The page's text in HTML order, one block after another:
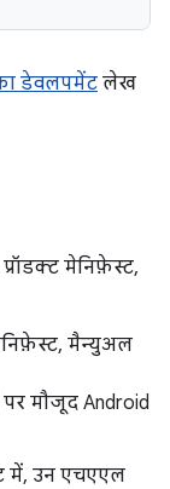
डेवलपमेंट लेख
मेनिफ़ेस्ट,
मैन्युअल
पर मौजूद Android
में, उन एचएएल